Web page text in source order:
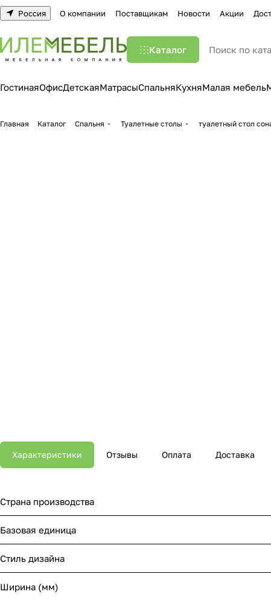
Россия О компании Поставщикам Новости Акции
Каталог
ГостинаяОфисДетскаяМатрасыСпальняКухняМалая мебель
Главная Каталог Спальня Туалетные столы туалетный стол
Характеристики Отзывы Оплата Доставка
Страна производства
Базовая единица
Стиль дизайна
Ширина (мм)